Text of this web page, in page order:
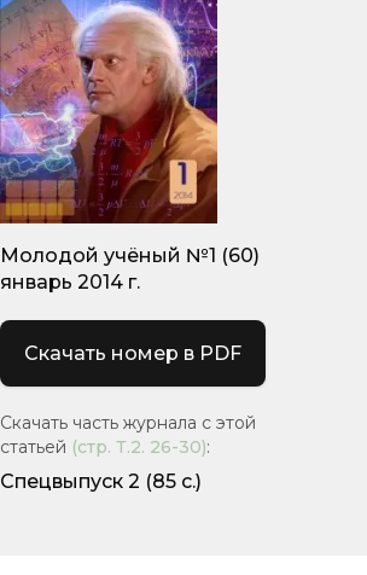
Молодой учёный №1 (60)
январь 2014 г.
Скачать номер в PDF
Скачать часть журнала с этой
статьей (стр. Т.2. 26-30):
Спецвыпуск 2 (85 с.)